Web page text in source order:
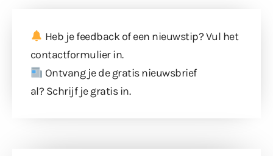
Heb je feedback of een nieuwstip? Vul het
contactformulierin.
Ontvang je de gratis nieuwsbrief
al? Schrijf je gratis in.